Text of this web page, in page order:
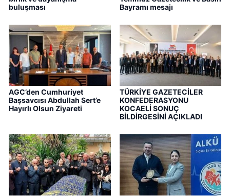
buluşması
Bayramı mesajı
AGC’den Cumhuriyet
Başsavcısı Abdullah Sert’e
Hayırlı Olsun Ziyareti
TÜRKİYE GAZETECİLER
KONFEDERASYONU
KOCAELİ SONUÇ
BİLDİRGESİNİ AÇIKLADI